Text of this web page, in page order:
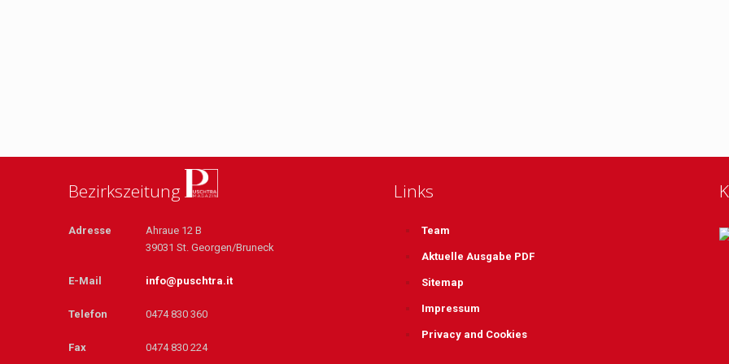
Bezirkszeitung
Adresse
Ahraue 12 B
39031 St. Georgen/Bruneck
E-Mail info@puschtra.it
Telefon 0474 830 360
Fax 0474 830 224
Links
Team
Aktuelle Ausgabe PDF
Sitemap
Impressum
Privacy and Cookies